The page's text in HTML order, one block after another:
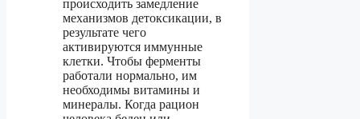
происходить замедление
механизмов детоксикации, в
результате чего
активируются иммунные
клетки. Чтобы ферменты
работали нормально, им
необходимы витамины и
минералы. Когда рацион